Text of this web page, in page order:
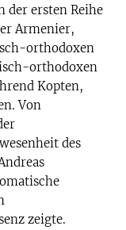
der ersten Reihe
Armenier,
orthodoxen
orthodoxen
Kopten,
Von
des
zeigte.